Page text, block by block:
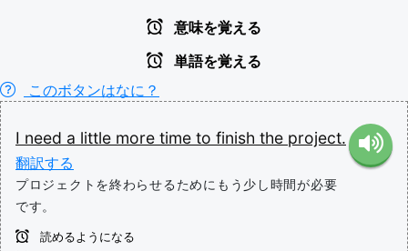
意味を覚える
単語を覚える
このボタンはなに？
I need a little more time to finish the project.
翻訳する
プロジェクトを終わらせるためにもう少し時間が必要
です。
読めるようになる